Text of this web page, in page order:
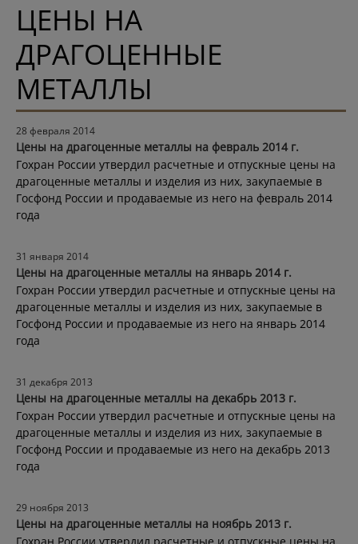
ЦЕНЫ НА
ДРАГОЦЕННЫЕ
МЕТАЛЛЫ
28 февраля 2014
Цены на драгоценные металлы на февраль 2014 г.
Гохран России утвердил расчетные и отпускные цены на
драгоценные металлы и изделия из них, закупаемые в
Госфонд России и продаваемые из него на февраль 2014
года
31 января 2014
Цены на драгоценные металлы на январь 2014 г.
Гохран России утвердил расчетные и отпускные цены на
драгоценные металлы и изделия из них, закупаемые в
Госфонд России и продаваемые из него на январь 2014
года
31 декабря 2013
Цены на драгоценные металлы на декабрь 2013 г.
Гохран России утвердил расчетные и отпускные цены на
драгоценные металлы и изделия из них, закупаемые в
Госфонд России и продаваемые из него на декабрь 2013
года
29 ноября 2013
Цены на драгоценные металлы на ноябрь 2013 г.